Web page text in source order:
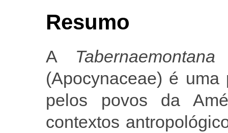
Resumo
A
(Apocynaceae) é
pelos povos da
contextos